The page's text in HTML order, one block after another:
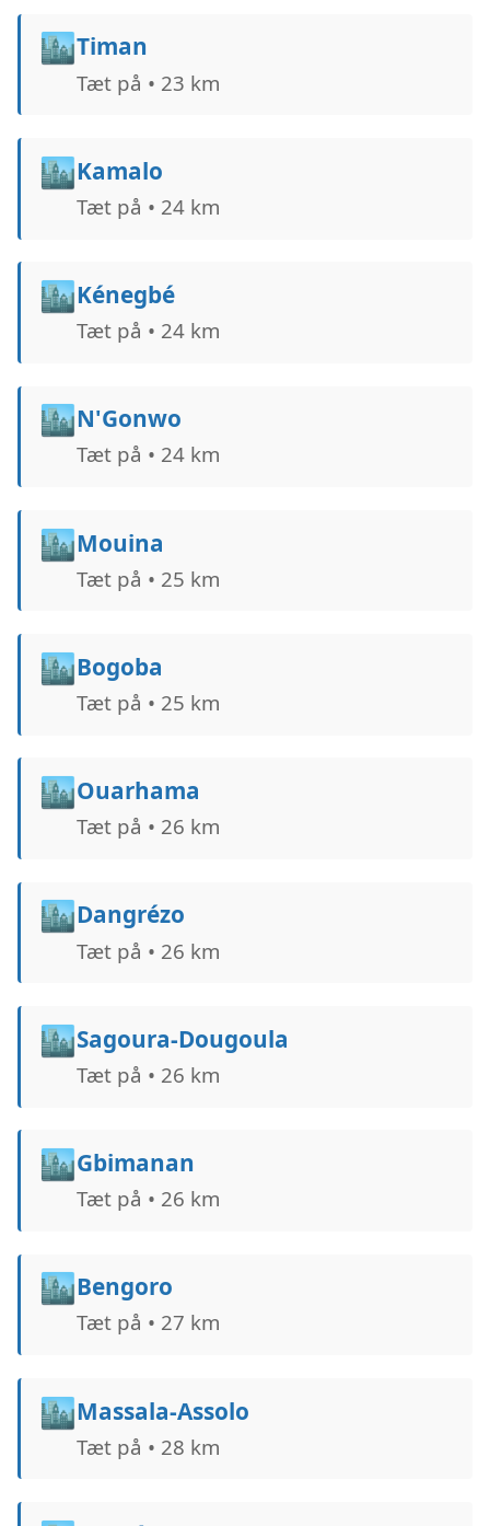
🏙️Timan
Tæt på • 23 km
🏙️Kamalo
Tæt på • 24 km
🏙️Kénegbé
Tæt på • 24 km
🏙️N'Gonwo
Tæt på • 24 km
🏙️Mouina
Tæt på • 25 km
🏙️Bogoba
Tæt på • 25 km
🏙️Ouarhama
Tæt på • 26 km
🏙️Dangrézo
Tæt på • 26 km
🏙️Sagoura-Dougoula
Tæt på • 26 km
🏙️Gbimanan
Tæt på • 26 km
🏙️Bengoro
Tæt på • 27 km
🏙️Massala-Assolo
Tæt på • 28 km